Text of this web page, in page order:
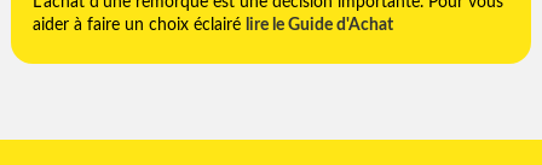
aider à faire un choix éclairé lire le Guide d'Achat